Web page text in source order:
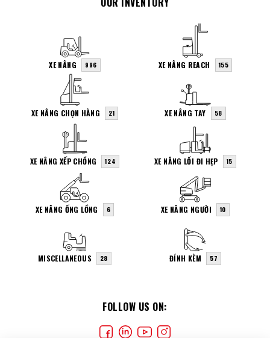
FOLLOW US ON:
XE NÂNG 996 XE NÂNG REACH 155
XE NÂNG CHỌN HÀNG 21 XE NÂNG TAY 58
XE NÂNG XẾP CHỒNG 124 XE NÂNG LỐI ĐI HẸP 15
XE NÂNG ỐNG LỒNG 6 XE NÂNG NGƯỜI 10
MISCELLANEOUS 28 ĐÍNH KÈM 57